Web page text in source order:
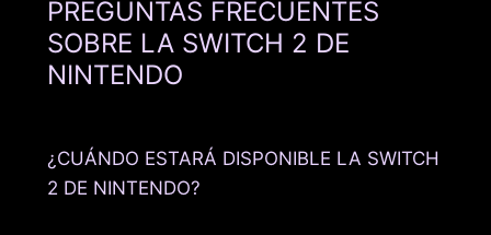
PREGUNTAS FRECUENTES
SOBRE LA SWITCH 2 DE
NINTENDO
¿CUÁNDO ESTARÁ DISPONIBLE LA SWITCH
2 DE NINTENDO?